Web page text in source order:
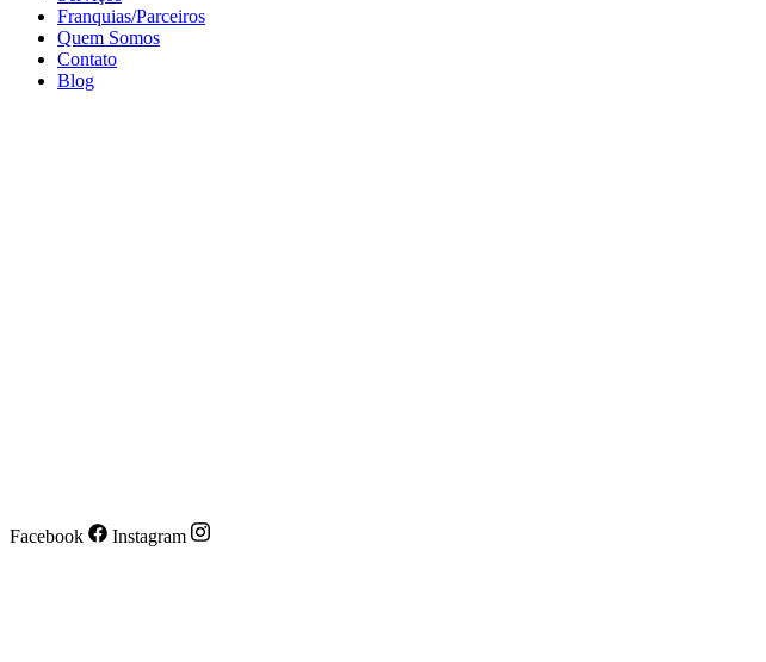
Franquias/Parceiros
Quem Somos
Contato
Blog
Facebook Instagram